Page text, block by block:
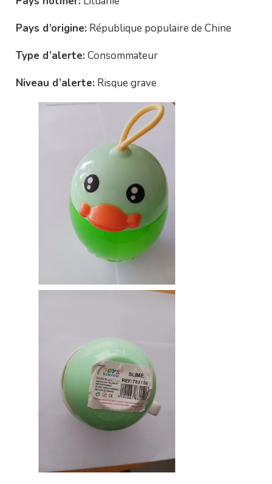
Pays d’origine: République populaire de Chine
Type d’alerte: Consommateur
Niveau d’alerte: Risque grave